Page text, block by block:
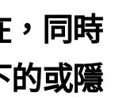
，同時
的或隱